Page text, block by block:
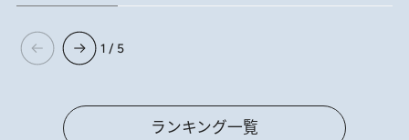
1 / 5
ランキング一覧